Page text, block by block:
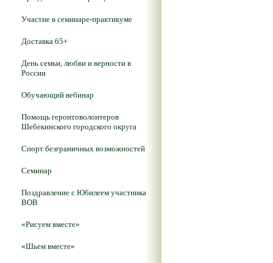
Участие в семинаре-практикуме
Доставка 65+
День семьи, любви и верности в
России
Обучающий вебинар
Помощь геронтоволонтеров
Шебекинского городского округа
Спорт безграничных возможностей
Семинар
Поздравление с Юбилеем участника
ВОВ
«Рисуем вместе»
«Шьем вместе»